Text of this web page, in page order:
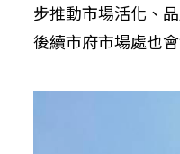
步推動市場活化、
後續市府市場處也